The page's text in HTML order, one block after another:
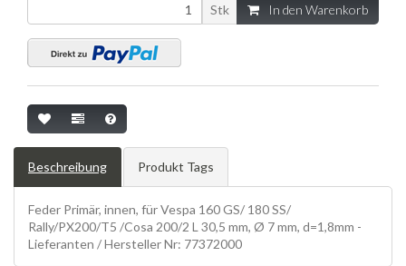
Stk In den Warenkorb
Beschreibung Produkt Tags
Feder Primär, innen, für Vespa 160 GS/ 180 SS/
Rally/PX200/T5 /Cosa 200/2 L 30,5 mm, Ø 7 mm, d=1,8mm -
Lieferanten / Hersteller Nr: 77372000